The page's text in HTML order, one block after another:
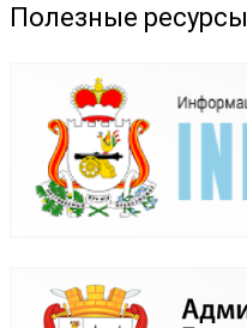
Полезные ресурсы